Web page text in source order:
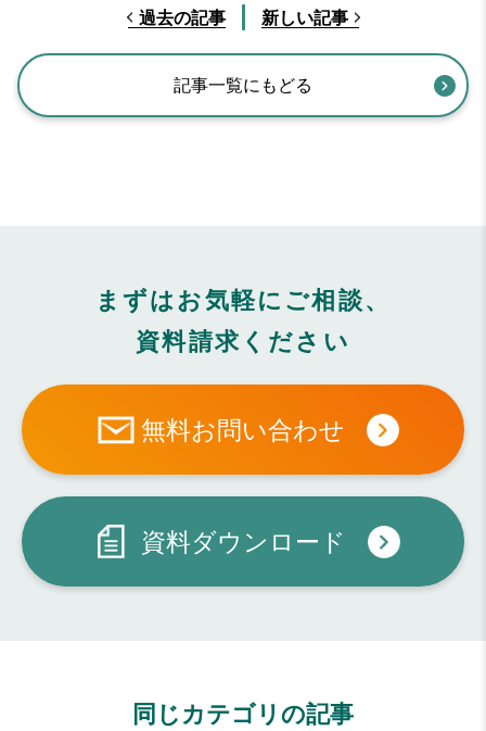
過去の記事 新しい記事
記事一覧にもどる
まずはお気軽にご相談、
資料請求ください
無料お問い合わせ
資料ダウンロード
同じカテゴリの記事